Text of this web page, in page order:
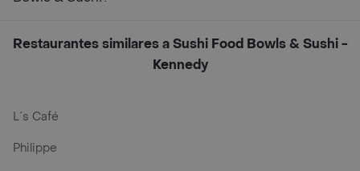
Restaurantes similares a Sushi Food Bowls & Sushi -
Kennedy
L´s Café
Philippe